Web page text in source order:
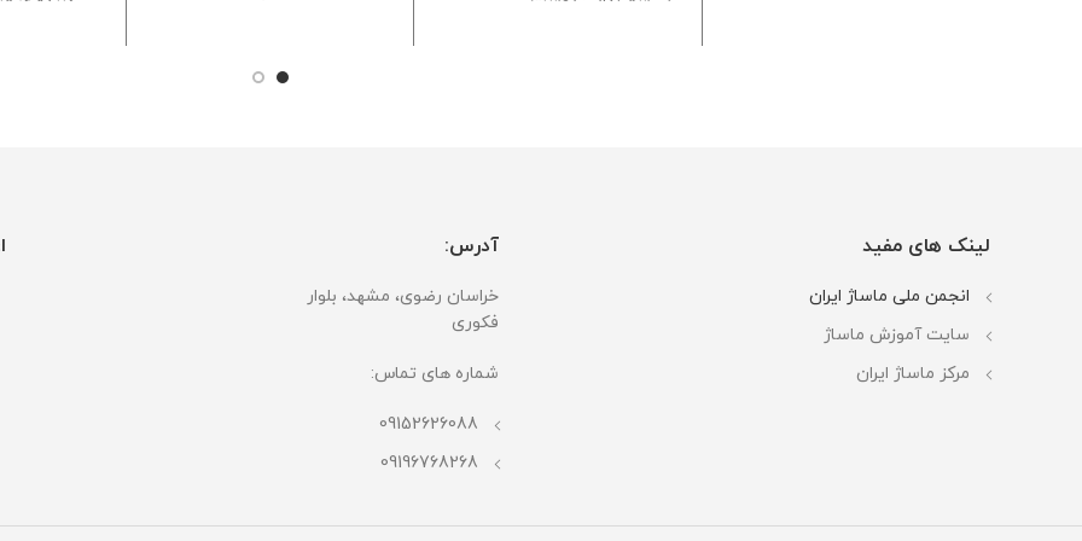
لینک های مفید
انجمن ملی ماساژ ایران
سایت آموزش ماساژ
مرکز ماساژ ایران
آدرس:
خراسان رضوی، مشهد، بلوار
فکوری
شماره های تماس:
09152626088
09196768268